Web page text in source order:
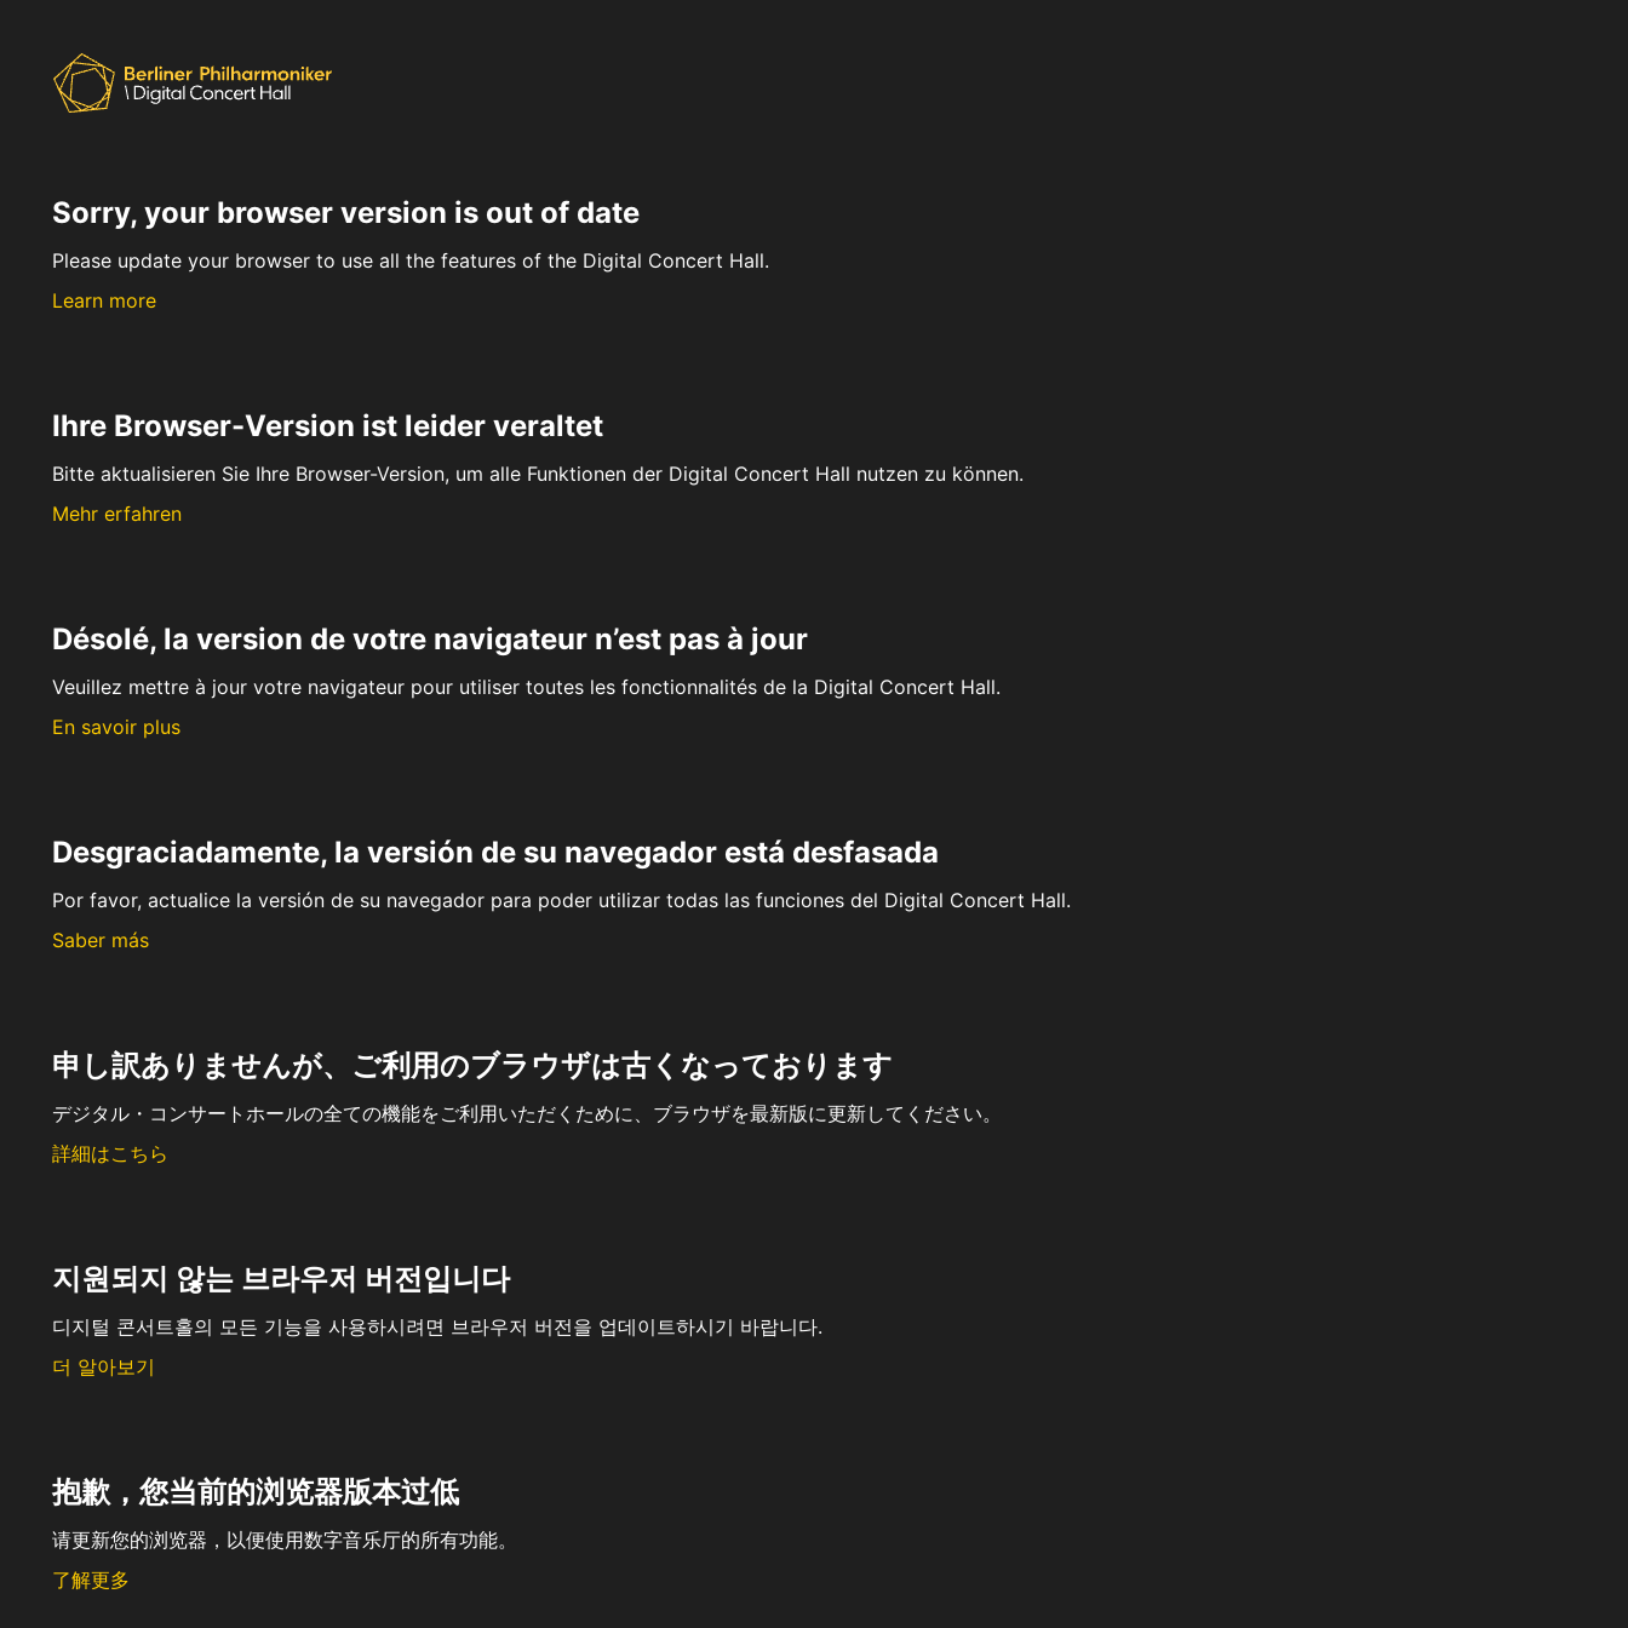
Sorry, your browser version is out of date
Please update your browser to use all the features of the Digital Concert Hall.
Learn more
Ihre Browser-Version ist leider veraltet
Bitte aktualisieren Sie Ihre Browser-Version, um alle Funktionen der Digital Concert Hall nutzen zu können.
Mehr erfahren
Désolé, la version de votre navigateur n’est pas à jour
Veuillez mettre à jour votre navigateur pour utiliser toutes les fonctionnalités de la Digital Concert Hall.
En savoir plus
Desgraciadamente, la versión de su navegador está desfasada
Por favor, actualice la versión de su navegador para poder utilizar todas las funciones del Digital Concert Hall.
Saber más
申し訳ありませんが、ご利用のブラウザは古くなっております
デジタル・コンサートホールの全ての機能をご利用いただくために、ブラウザを最新版に更新してください。
詳細はこちら
지원되지 않는 브라우저 버전입니다
디지털 콘서트홀의 모든 기능을 사용하시려면 브라우저 버전을 업데이트하시기 바랍니다.
더 알아보기
抱歉，您当前的浏览器版本过低
请更新您的浏览器，以便使用数字音乐厅的所有功能。
了解更多